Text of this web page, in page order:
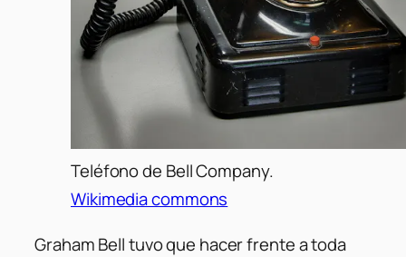
Teléfono de Bell Company.
Wikimedia commons
Graham Bell tuvo que hacer frente a toda